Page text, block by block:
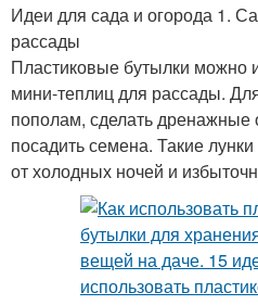
Идеи для сада и огорода 1.
рассады
Пластиковые бутылки можно
мини-теплиц для рассады.
пополам, сделать дренажные
посадить семена. Такие
от холодных ночей и